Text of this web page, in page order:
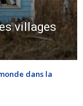
villages
dans la